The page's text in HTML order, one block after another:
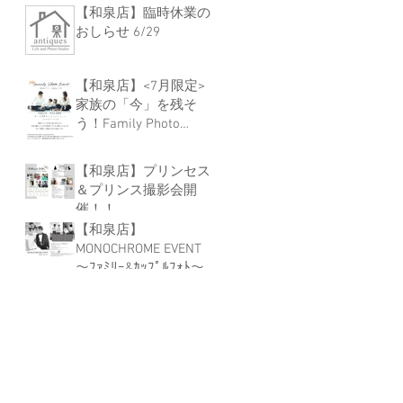
【和泉店】臨時休業の
おしらせ 6/29
【和泉店】<7月限定>
家族の「今」を残そ
う！Family Photo
【和泉店】プリンセス
＆プリンス撮影会開
催！！
【和泉店】
MONOCHROME EVENT
～ﾌｧﾐﾘｰ&ｶｯﾌﾟﾙﾌｫﾄ～